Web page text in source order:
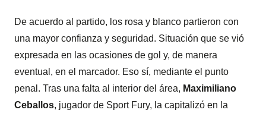
De acuerdo al partido, los rosa y blanco partieron con
una mayor confianza y seguridad. Situación que se vió
expresada en las ocasiones de gol y, de manera
eventual, en el marcador. Eso sí, mediante el punto
penal. Tras una falta al interior del área, Maximiliano
Ceballos, jugador de Sport Fury, la capitalizó en la